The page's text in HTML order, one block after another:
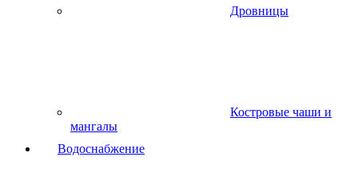
Дровницы
Костровые чаши и
мангалы
Водоснабжение